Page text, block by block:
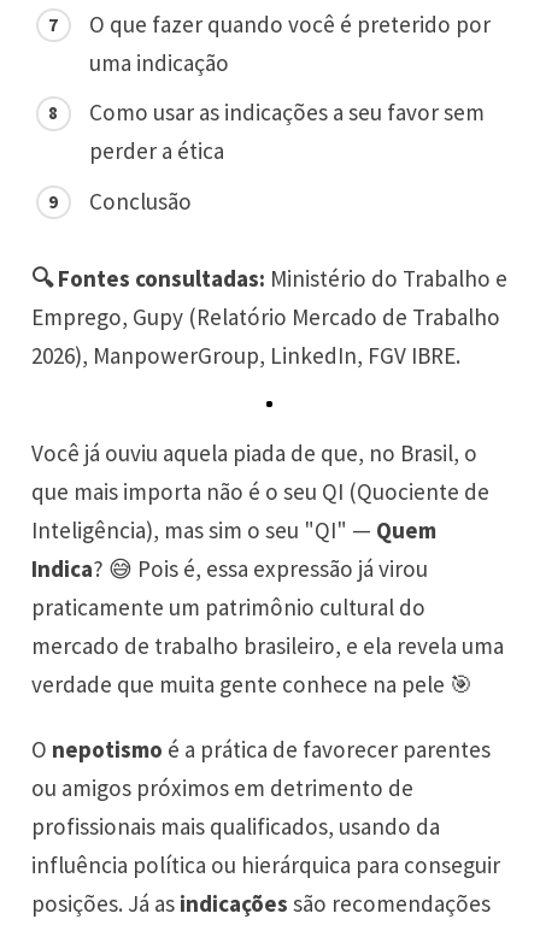
O que fazer quando você é preterido por
uma indicação
Como usar as indicações a seu favor sem
perder a ética
Conclusão
🔍 Fontes consultadas: Ministério do Trabalho e
Emprego, Gupy (Relatório Mercado de Trabalho
2026), ManpowerGroup, LinkedIn, FGV IBRE.
Você já ouviu aquela piada de que, no Brasil, o
que mais importa não é o seu QI (Quociente de
Inteligência), mas sim o seu "QI" — Quem
Indica? 😅 Pois é, essa expressão já virou
praticamente um patrimônio cultural do
mercado de trabalho brasileiro, e ela revela uma
verdade que muita gente conhece na pele 🎯
O nepotismo é a prática de favorecer parentes
ou amigos próximos em detrimento de
profissionais mais qualificados, usando da
influência política ou hierárquica para conseguir
posições. Já as indicações são recomendações